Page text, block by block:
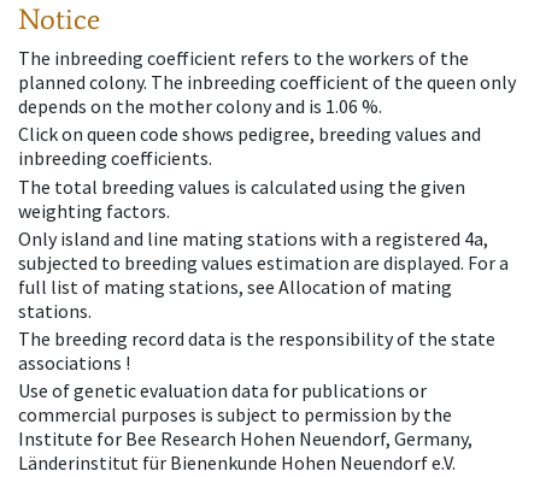
Notice
The inbreeding coefficient refers to the workers of the
planned colony. The inbreeding coefficient of the queen only
depends on the mother colony and is 1.06 %.
Click on queen code shows pedigree, breeding values and
inbreeding coefficients.
The total breeding values is calculated using the given
weighting factors.
Only island and line mating stations with a registered 4a,
subjected to breeding values estimation are displayed. For a
full list of mating stations, see Allocation of mating
stations.
The breeding record data is the responsibility of the state
associations !
Use of genetic evaluation data for publications or
commercial purposes is subject to permission by the
Institute for Bee Research Hohen Neuendorf, Germany,
Länderinstitut für Bienenkunde Hohen Neuendorf e.V.